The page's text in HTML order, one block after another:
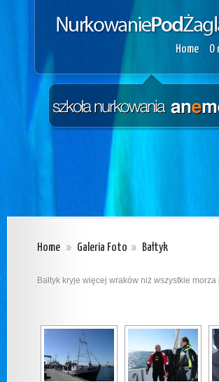
Home O
Home » Galeria Foto » Bałtyk
Bałtyk kryje więcej wraków niż wszystkie